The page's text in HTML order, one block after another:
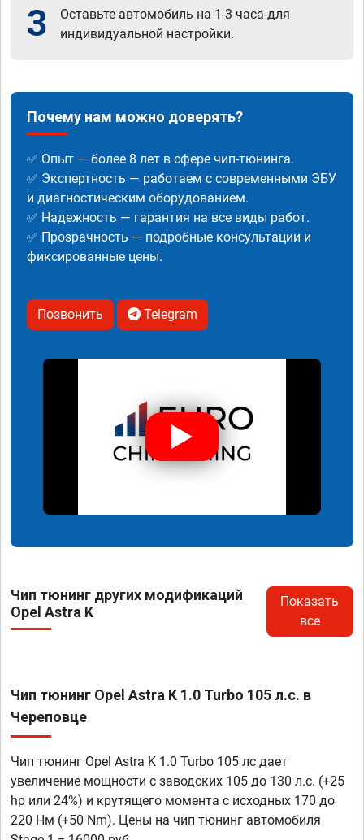
3
Оставьте автомобиль на 1-3 часа для
индивидуальной настройки.
Почему нам можно доверять?
✅ Опыт — более 8 лет в сфере чип-тюнинга.
✅ Экспертность — работаем с современными ЭБУ
и диагностическим оборудованием.
✅ Надежность — гарантия на все виды работ.
✅ Прозрачность — подробные консультации и
фиксированные цены.
Позвонить Telegram
Чип тюнинг других модификаций
Opel Astra K
Показать
все
Чип тюнинг Opel Astra K 1.0 Turbo 105 л.с. в
Череповце
Чип тюнинг Opel Astra K 1.0 Turbo 105 лс дает
увеличение мощности с заводских 105 до 130 л.с. (+25
hp или 24%) и крутящего момента с исходных 170 до
220 Нм (+50 Nm). Цены на чип тюнинг автомобиля